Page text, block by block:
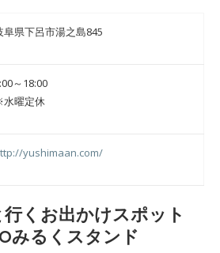
阜県下呂市湯之島845
～18:00
曜定休
yushimaan.com/
くお出かけスポット
みるくスタンド